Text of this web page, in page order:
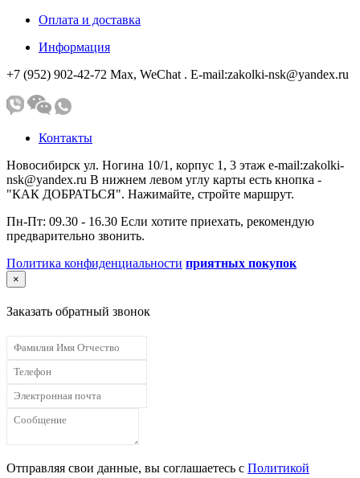
Оплата и доставка
Информация
+7 (952) 902-42-72 Мах, WeChat . E-mail:zakolki-nsk@yandex.ru
Контакты
Новосибирск ул. Ногина 10/1, корпус 1, 3 этаж e-mail:zakolki-
nsk@yandex.ru В нижнем левом углу карты есть кнопка -
"КАК ДОБРАТЬСЯ". Нажимайте, стройте маршрут.
Пн-Пт: 09.30 - 16.30 Если хотите приехать, рекомендую
предварительно звонить.
Политика конфиденциальности приятных покупок
×
Заказать обратный звонок
Отправляя свои данные, вы соглашаетесь с Политикой